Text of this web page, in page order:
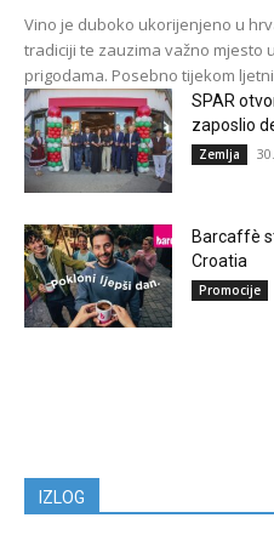
Vino je duboko ukorijenjeno u
tradiciji te zauzima važno mjesto
prigodama. Posebno tijekom
SPAR
zaposlio
Zemlja
Barcaffè
Croatia
Promocije
IZLOG